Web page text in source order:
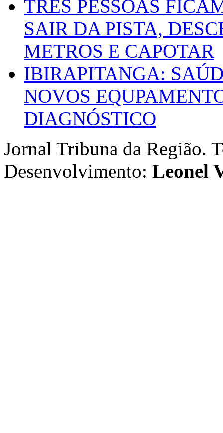
TRÊS PESSOAS
SAIR DA PISTA,
METROS E CAPOTAR
IBIRAPITANGA:
NOVOS
DIAGNÓSTICO
Jornal Tribuna da Região.
Desenvolvimento: Leonel